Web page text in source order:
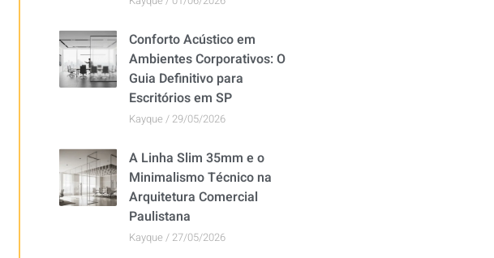
Conforto Acústico em
Ambientes Corporativos: O
Guia Definitivo para
Escritórios em SP
Kayque 29/05/2026
A Linha Slim 35mm e o
Minimalismo Técnico na
Arquitetura Comercial
Paulistana
Kayque 27/05/2026